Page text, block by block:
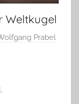
Weltkugel
Prabel